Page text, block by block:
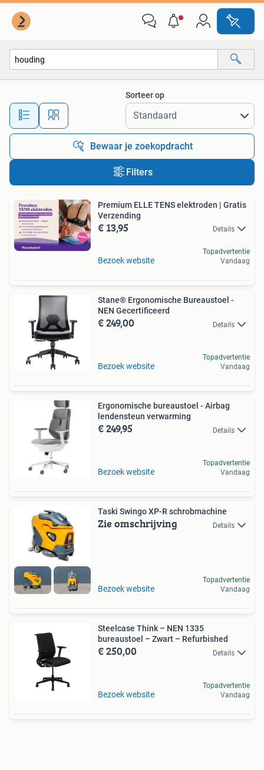
Alle afstanden…
Sorteer op
Bewaar je zoekopdracht
Filters
Premium ELLE TENS elektroden | Gratis
Verzending
€ 13,95 Details
Bezoek website
Topadvertentie
Vandaag
Stane® Ergonomische Bureaustoel -
NEN Gecertificeerd
€ 249,00 Details
Bezoek website
Topadvertentie
Vandaag
Ergonomische bureaustoel - Airbag
lendensteun verwarming
€ 249,95 Details
Bezoek website
Topadvertentie
Vandaag
Taski Swingo XP-R schrobmachine
Zie omschrijving Details
Bezoek website
Topadvertentie
Vandaag
Steelcase Think – NEN 1335
bureaustoel – Zwart – Refurbished
€ 250,00 Details
Bezoek website
Topadvertentie
Vandaag